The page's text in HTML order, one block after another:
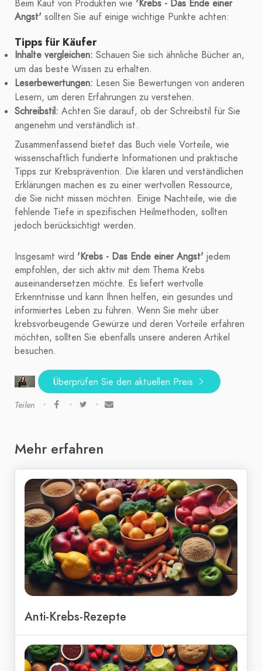
Beim Kauf von Produkten wie 'Krebs - Das Ende einer
Angst' sollten Sie auf einige wichtige Punkte achten:
Tipps für Käufer
Inhalte vergleichen: Schauen Sie sich ähnliche Bücher an,
um das beste Wissen zu erhalten.
Leserbewertungen: Lesen Sie Bewertungen von anderen
Lesern, um deren Erfahrungen zu verstehen.
Schreibstil: Achten Sie darauf, ob der Schreibstil für Sie
angenehm und verständlich ist.
Zusammenfassend bietet das Buch viele Vorteile, wie
wissenschaftlich fundierte Informationen und praktische
Tipps zur Krebsprävention. Die klaren und verständlichen
Erklärungen machen es zu einer wertvollen Ressource,
die Sie nicht missen möchten. Einige Nachteile, wie die
fehlende Tiefe in spezifischen Heilmethoden, sollten
jedoch berücksichtigt werden.
Insgesamt wird 'Krebs - Das Ende einer Angst' jedem
empfohlen, der sich aktiv mit dem Thema Krebs
auseinandersetzen möchte. Es liefert wertvolle
Erkenntnisse und kann Ihnen helfen, ein gesundes und
informiertes Leben zu führen. Wenn Sie mehr über
krebsvorbeugende Gewürze und deren Vorteile erfahren
möchten, sollten Sie ebenfalls unsere anderen Artikel
besuchen.
Überprüfen Sie den aktuellen Preis
Teilen
Mehr erfahren
Anti-Krebs-Rezepte